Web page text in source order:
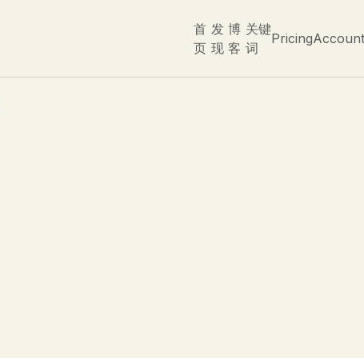
首
页
发
现
博
客
关键
词
PricingAccount